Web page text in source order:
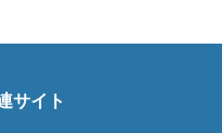
サイト